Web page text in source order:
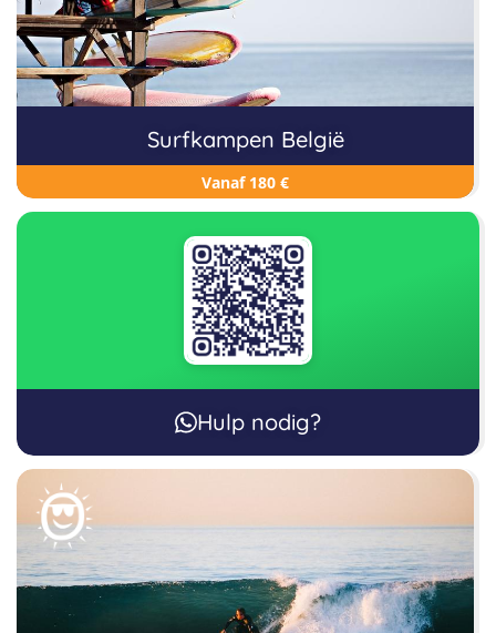
Surfkampen België
Vanaf 180 €
Hulp nodig?